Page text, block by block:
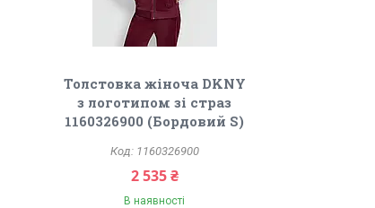
Толстовка жіноча DKNY
з логотипом зі страз
1160326900 (Бордовий S)
1160326900
2 535 ₴
В наявності